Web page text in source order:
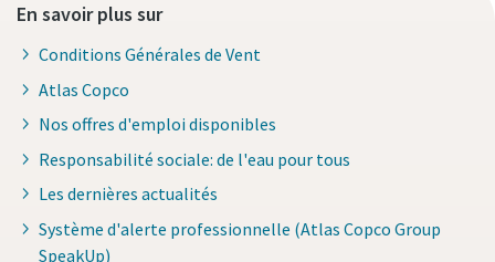
En savoir plus sur
Conditions Générales de Vent
Atlas Copco
Nos offres d'emploi disponibles
Responsabilité sociale: de l'eau pour tous
Les dernières actualités
Système d'alerte professionnelle (Atlas Copco Group
SpeakUp)